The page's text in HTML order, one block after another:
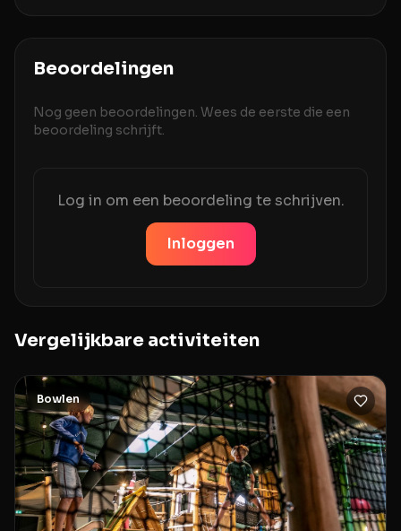
Beoordelingen
Nog geen beoordelingen. Wees de eerste die een
beoordeling schrijft.
Log in om een beoordeling te schrijven.
Inloggen
Vergelijkbare activiteiten
Bowlen